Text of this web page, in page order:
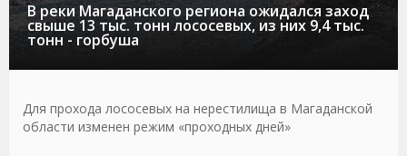
В реки Магаданского региона ожидался заход
свыше 13 тыс. тонн лососевых, из них 9,4 тыс.
тонн - горбуша
Для прохода лососевых на нерестилища в Магаданской
области изменен режим «проходных дней»